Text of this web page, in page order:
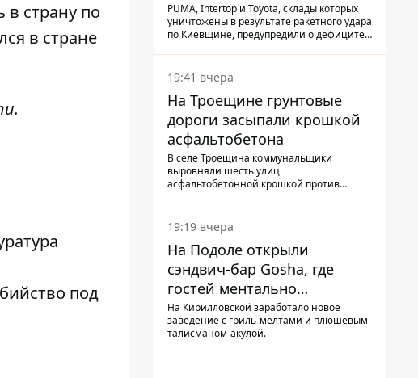
в страну по
в стране
под
PUMA, Intertop и Toyota, склады которых
уничтожены в результате ракетного удара
по Киевщине, предупредили о дефиците
19:41 вчера
На Троещине грунтовые
дороги засыпали крошкой
асфальтобетона
В селе Троещина коммунальщики
выровняли шесть улиц
асфальтобетонной крошкой против
19:19 вчера
На Подоле открыли
сэндвич-бар Gosha, где
гостей ментально
разгружает акула
На Кирилловской заработало новое
заведение с гриль-мелтами и плюшевым
талисманом-акулой.